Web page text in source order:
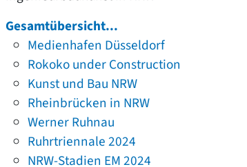
Gesamtübersicht...
Medienhafen Düsseldorf
Rokoko under Construction
Kunst und Bau NRW
Rheinbrücken in NRW
Werner Ruhnau
Ruhrtriennale 2024
NRW-Stadien EM 2024